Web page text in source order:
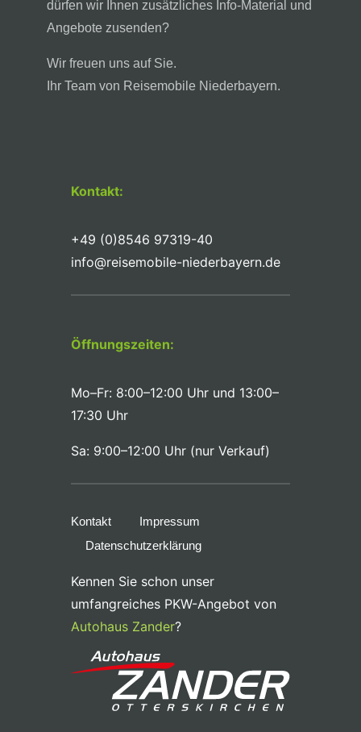
dürfen wir Ihnen zusätzliches Info-Material und
Angebote zusenden?
Wir freuen uns auf Sie.
Ihr Team von Reisemobile Niederbayern.
Kontakt:
+49 (0)8546 97319-40
info@reisemobile-niederbayern.de
Öffnungszeiten:
Mo–Fr: 8:00–12:00 Uhr und 13:00–
17:30 Uhr
Sa: 9:00–12:00 Uhr (nur Verkauf)
Kontakt
Impressum
Datenschutzerklärung
Kennen Sie schon unser
umfangreiches PKW-Angebot von
Autohaus Zander?